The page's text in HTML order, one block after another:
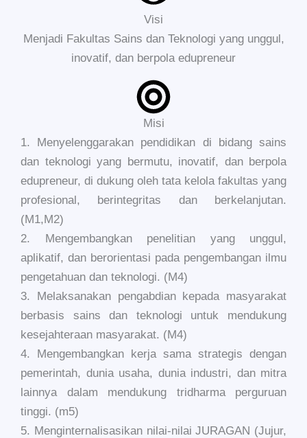
Visi
Menjadi Fakultas Sains dan Teknologi yang unggul,
inovatif, dan berpola edupreneur
Misi
1. Menyelenggarakan pendidikan di bidang sains
dan teknologi yang bermutu, inovatif, dan berpola
edupreneur, di dukung oleh tata kelola fakultas yang
profesional, berintegritas dan berkelanjutan.
(M1,M2)
2. Mengembangkan penelitian yang unggul,
aplikatif, dan berorientasi pada pengembangan ilmu
pengetahuan dan teknologi. (M4)
3. Melaksanakan pengabdian kepada masyarakat
berbasis sains dan teknologi untuk mendukung
kesejahteraan masyarakat. (M4)
4. Mengembangkan kerja sama strategis dengan
pemerintah, dunia usaha, dunia industri, dan mitra
lainnya dalam mendukung tridharma perguruan
tinggi. (m5)
5. Menginternalisasikan nilai-nilai JURAGAN (Jujur,